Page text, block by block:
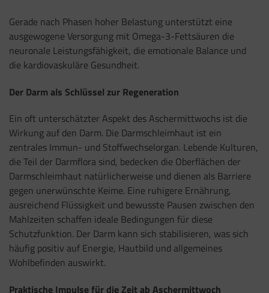
Gerade nach Phasen hoher Belastung unterstützt eine
ausgewogene Versorgung mit Omega-3-Fettsäuren die
neuronale Leistungsfähigkeit, die emotionale Balance und
die kardiovaskuläre Gesundheit.
Der Darm als Schlüssel zur Regeneration
Ein oft unterschätzter Aspekt des Aschermittwochs ist die
Wirkung auf den Darm. Die Darmschleimhaut ist ein
zentrales Immun- und Stoffwechselorgan. Lebende Kulturen,
die Teil der Darmflora sind, bedecken die Oberflächen der
Darmschleimhaut natürlicherweise und dienen als Barriere
gegen unerwünschte Keime. Eine ruhigere Ernährung,
ausreichend Flüssigkeit und bewusste Pausen zwischen den
Mahlzeiten schaffen ideale Bedingungen für diese
Schutzfunktion. Der Darm kann sich stabilisieren, was sich
häufig positiv auf Energie, Hautbild und allgemeines
Wohlbefinden auswirkt.
Praktische Impulse für die Zeit ab Aschermittwoch